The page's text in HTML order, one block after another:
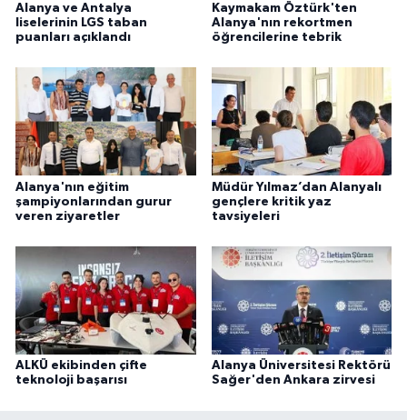
Alanya ve Antalya
liselerinin LGS taban
puanları açıklandı
Kaymakam Öztürk'ten
Alanya'nın rekortmen
öğrencilerine tebrik
Alanya'nın eğitim
şampiyonlarından gurur
veren ziyaretler
Müdür Yılmaz’dan Alanyalı
gençlere kritik yaz
tavsiyeleri
ALKÜ ekibinden çifte
teknoloji başarısı
Alanya Üniversitesi Rektörü
Sağer'den Ankara zirvesi